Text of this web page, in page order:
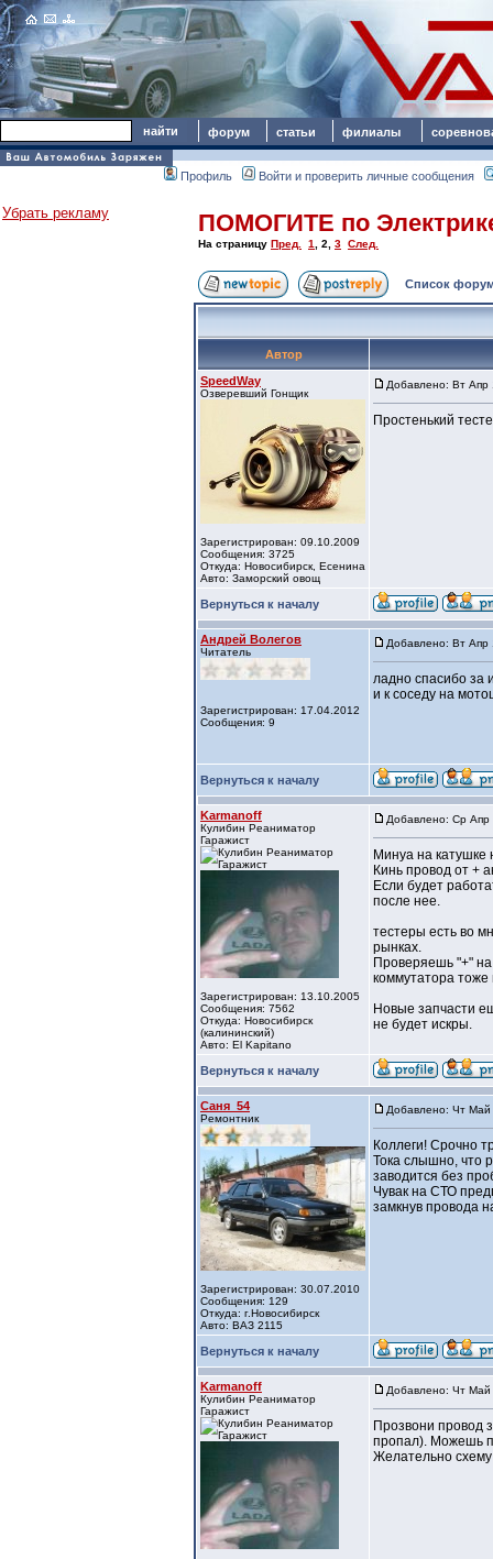
форум статьи филиалы
Профиль Войти и проверить личные сообщения
Убрать рекламу ПОМОГИТЕ по
На страницу Пред. 1 2 3 След.
Список
Автор
SpeedWay
Озверевший Гонщик
Зарегистрирован: 09.10.2009
Сообщения: 3725
Откуда: Новосибирск, Есенина
Авто: Заморский овощ
Добавлено: Вт Апр
Простенький
Вернуться к началу
Андрей Волегов
Читатель
Зарегистрирован: 17.04.2012
Сообщения: 9
Добавлено: Вт Апр
ладно спасибо за
и к соседу на
Вернуться к началу
Karmanoff
Кулибин Реаниматор
Гаражист
Зарегистрирован: 13.10.2005
Сообщения: 7562
Откуда: Новосибирск
(калининский)
Авто: El Kapitano
Добавлено: Ср Апр
Минуа на катушке
Кинь провод от +
Если будет
после нее.
тестеры есть во
рынках.
Проверяешь "+"
коммутатора тоже
Новые запчасти
не будет искры.
Вернуться к началу
Саня_54
Ремонтник
Зарегистрирован: 30.07.2010
Сообщения: 129
Откуда: г.Новосибирск
Авто: ВАЗ 2115
Добавлено: Чт
Коллеги! Срочно
Тока слышно, что
заводится без
Чувак на СТО
замкнув провода
Вернуться к началу
Karmanoff
Кулибин Реаниматор
Гаражист
Добавлено: Чт
Прозвони провод
пропал). Можешь
Желательно схему